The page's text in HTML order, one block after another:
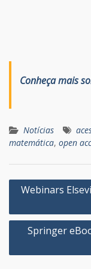
Conheça mais
Notícias
matemática, open
Navegação
Post
Webinars
Springer